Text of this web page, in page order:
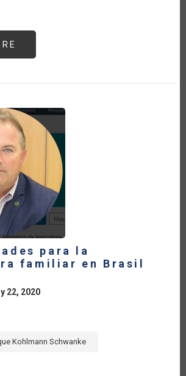
“GANADORES”
19
para la
familiar en Brasil
22, 2020
Kohlmann Schwanke